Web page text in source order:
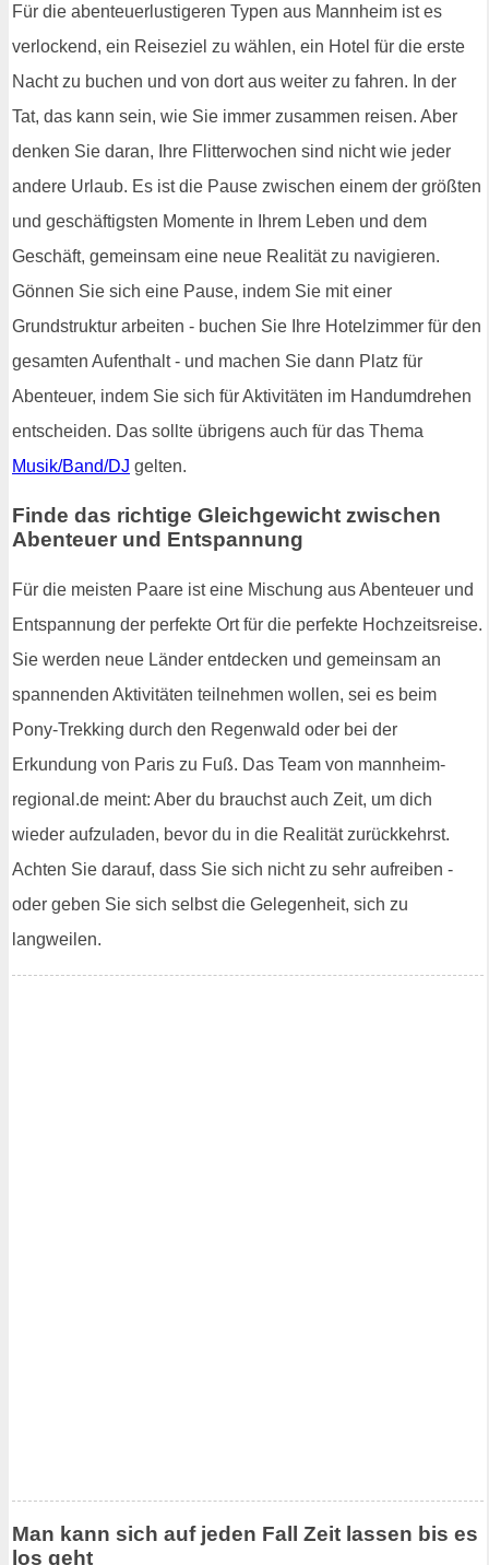
Für die abenteuerlustigeren Typen aus Mannheim ist es
verlockend, ein Reiseziel zu wählen, ein Hotel für die erste
Nacht zu buchen und von dort aus weiter zu fahren. In der
Tat, das kann sein, wie Sie immer zusammen reisen. Aber
denken Sie daran, Ihre Flitterwochen sind nicht wie jeder
andere Urlaub. Es ist die Pause zwischen einem der größten
und geschäftigsten Momente in Ihrem Leben und dem
Geschäft, gemeinsam eine neue Realität zu navigieren.
Gönnen Sie sich eine Pause, indem Sie mit einer
Grundstruktur arbeiten - buchen Sie Ihre Hotelzimmer für den
gesamten Aufenthalt - und machen Sie dann Platz für
Abenteuer, indem Sie sich für Aktivitäten im Handumdrehen
entscheiden. Das sollte übrigens auch für das Thema
Musik/Band/DJ gelten.
Finde das richtige Gleichgewicht zwischen
Abenteuer und Entspannung
Für die meisten Paare ist eine Mischung aus Abenteuer und
Entspannung der perfekte Ort für die perfekte Hochzeitsreise.
Sie werden neue Länder entdecken und gemeinsam an
spannenden Aktivitäten teilnehmen wollen, sei es beim
Pony-Trekking durch den Regenwald oder bei der
Erkundung von Paris zu Fuß. Das Team von mannheim-
regional.de meint: Aber du brauchst auch Zeit, um dich
wieder aufzuladen, bevor du in die Realität zurückkehrst.
Achten Sie darauf, dass Sie sich nicht zu sehr aufreiben -
oder geben Sie sich selbst die Gelegenheit, sich zu
langweilen.
Man kann sich auf jeden Fall Zeit lassen bis es
los geht